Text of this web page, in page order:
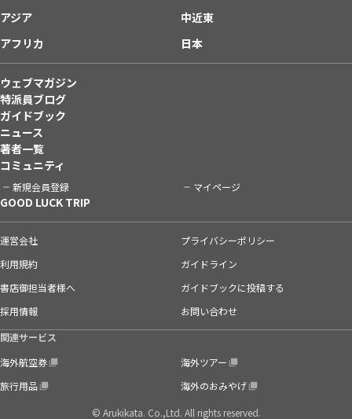
アジア
中近東
アフリカ
日本
ウェブマガジン
特派員ブログ
ガイドブック
ニュース
著者一覧
コミュニティ
新規会員登録 マイページ
GOOD LUCK TRIP
運営会社
プライバシーポリシー
利用規約
ガイドライン
書店御担当者様へ
ガイドブックに投稿する
採用情報
お問い合わせ
関連サービス
海外航空券
海外ツアー
旅行用品
海外のおみやげ
© Arukikata. Co.,Ltd. All rights reserved.